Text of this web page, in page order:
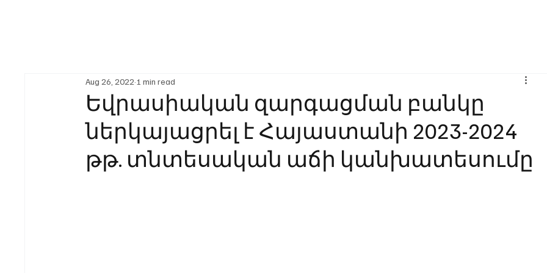
Եվրասիական զարգացման բանկը
ներկայացրել է Հայաստանի 2023-2024
թթ. տնտեսական աճի կանխատեսումը
Aug 26, 2022 1 min read